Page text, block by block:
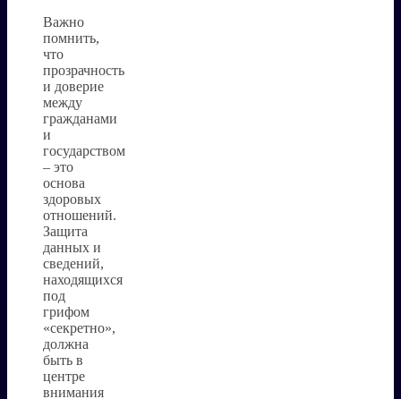
Важно
помнить,
что
прозрачность
и доверие
между
гражданами
и
государством
– это
основа
здоровых
отношений.
Защита
данных и
сведений,
находящихся
под
грифом
«секретно»,
должна
быть в
центре
внимания